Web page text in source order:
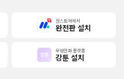
원스토어에서
완전판 설치
무협만화 플랫폼
강툰 설치